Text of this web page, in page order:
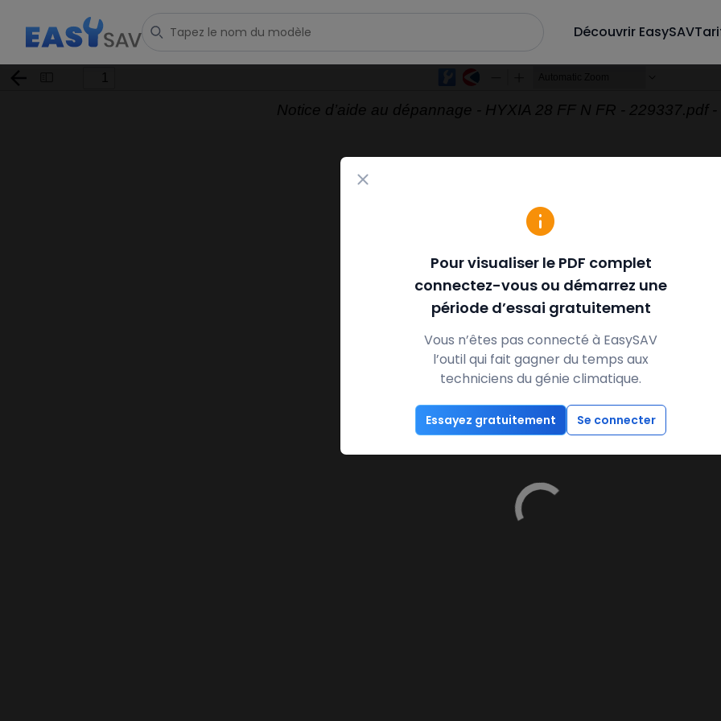
Découvrir EasySAV
Out In
Notice d’aide au dépannage - HYXIA 28 FF N FR - 229337.pdf
Pour visualiser le PDF complet
connectez-vous ou démarrez une
période d’essai gratuitement
Vous n’êtes pas connecté à EasySAV
l’outil qui fait gagner du temps aux
techniciens du génie climatique.
Essayez gratuitement Se connecter